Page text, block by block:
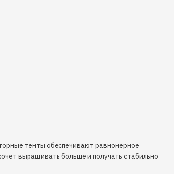
тенты обеспечивают равномерное
выращивать больше и получать стабильно